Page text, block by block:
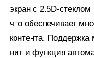
экран с 2.5D-
что обеспечивает
контента. Поддержка
нит и функция